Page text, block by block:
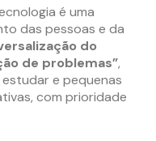
é uma
das pessoas e da
do
de problemas”,
e pequenas
com prioridade